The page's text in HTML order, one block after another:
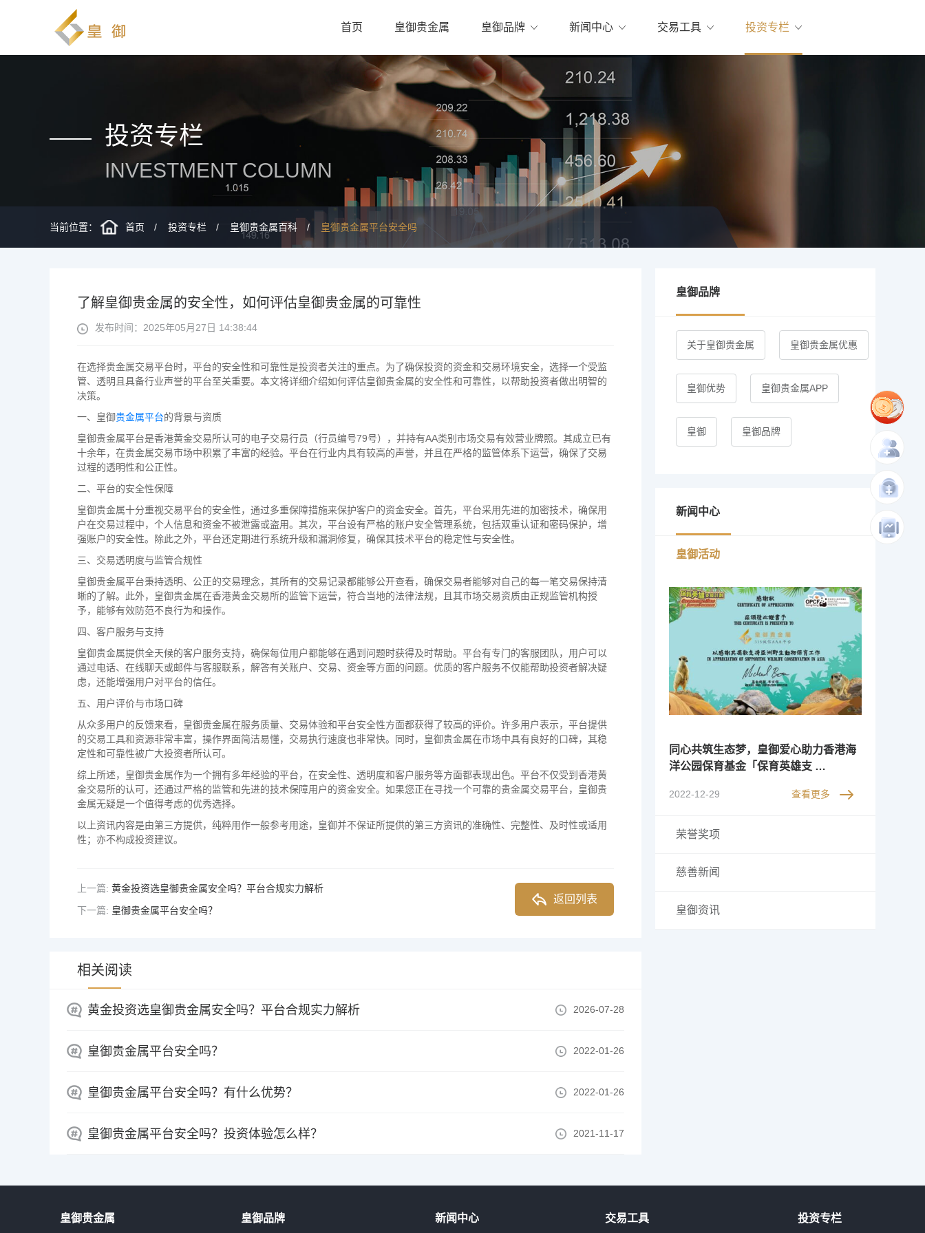
首页 皇御贵金属 皇御品牌 新闻中心 交易工具 投资专栏
投资专栏
INVESTMENT COLUMN
当前位置： 首页 投资专栏 皇御贵金属百科 皇御贵金属平台安全吗
了解皇御贵金属的安全性，如何评估皇御贵金属的可靠性
发布时间：2025年05月27日 14:38:44
在选择贵金属交易平台时，平台的安全性和可靠性是投资者关注的重点。为了确保投资的资金和交易环境安全，选择一个受监
管、透明且具备行业声誉的平台至关重要。本文将详细介绍如何评估皇御贵金属的安全性和可靠性，以帮助投资者做出明智的
决策。
一、皇御贵金属平台的背景与资质
皇御贵金属平台是香港黄金交易所认可的电子交易行员（行员编号79号），并持有AA类别市场交易有效营业牌照。其成立已有
十余年，在贵金属交易市场中积累了丰富的经验。平台在行业内具有较高的声誉，并且在严格的监管体系下运营，确保了交易
过程的透明性和公正性。
二、平台的安全性保障
皇御贵金属十分重视交易平台的安全性，通过多重保障措施来保护客户的资金安全。首先，平台采用先进的加密技术，确保用
户在交易过程中，个人信息和资金不被泄露或盗用。其次，平台设有严格的账户安全管理系统，包括双重认证和密码保护，增
强账户的安全性。除此之外，平台还定期进行系统升级和漏洞修复，确保其技术平台的稳定性与安全性。
三、交易透明度与监管合规性
皇御贵金属平台秉持透明、公正的交易理念，其所有的交易记录都能够公开查看，确保交易者能够对自己的每一笔交易保持清
晰的了解。此外，皇御贵金属在香港黄金交易所的监管下运营，符合当地的法律法规，且其市场交易资质由正规监管机构授
予，能够有效防范不良行为和操作。
四、客户服务与支持
皇御贵金属提供全天候的客户服务支持，确保每位用户都能够在遇到问题时获得及时帮助。平台有专门的客服团队，用户可以
通过电话、在线聊天或邮件与客服联系，解答有关账户、交易、资金等方面的问题。优质的客户服务不仅能帮助投资者解决疑
虑，还能增强用户对平台的信任。
五、用户评价与市场口碑
从众多用户的反馈来看，皇御贵金属在服务质量、交易体验和平台安全性方面都获得了较高的评价。许多用户表示，平台提供
的交易工具和资源非常丰富，操作界面简洁易懂，交易执行速度也非常快。同时，皇御贵金属在市场中具有良好的口碑，其稳
定性和可靠性被广大投资者所认可。
综上所述，皇御贵金属作为一个拥有多年经验的平台，在安全性、透明度和客户服务等方面都表现出色。平台不仅受到香港黄
金交易所的认可，还通过严格的监管和先进的技术保障用户的资金安全。如果您正在寻找一个可靠的贵金属交易平台，皇御贵
金属无疑是一个值得考虑的优秀选择。
以上资讯内容是由第三方提供，纯粹用作一般参考用途，皇御并不保证所提供的第三方资讯的准确性、完整性、及时性或适用
性；亦不构成投资建议。
上一篇: 黄金投资选皇御贵金属安全吗？平台合规实力解析
下一篇: 皇御贵金属平台安全吗？
返回列表
相关阅读
黄金投资选皇御贵金属安全吗？平台合规实力解析 2026-07-28
皇御贵金属平台安全吗？ 2022-01-26
皇御贵金属平台安全吗？有什么优势？ 2022-01-26
皇御贵金属平台安全吗？投资体验怎么样？ 2021-11-17
皇御品牌
关于皇御贵金属 皇御贵金属优惠
皇御优势 皇御贵金属APP
皇御 皇御品牌
新闻中心
皇御活动
同心共筑生态梦，皇御爱心助力香港海
洋公园保育基金「保育英雄支 …
2022-12-29 查看更多
荣誉奖项
慈善新闻
皇御资讯
皇御贵金属 皇御品牌 新闻中心 交易工具 投资专栏